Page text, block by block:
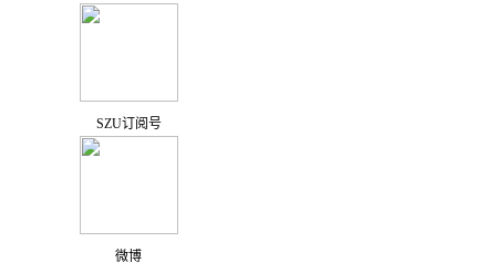
SZU订阅号
微博